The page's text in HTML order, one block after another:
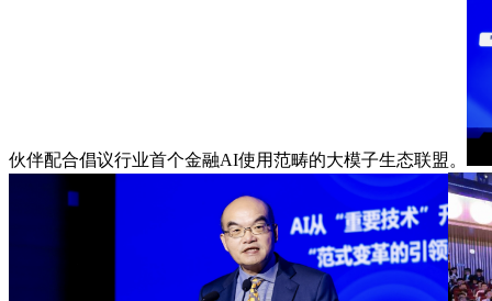
伙伴配合倡议行业首个金融AI使用范畴的大模子生态联盟。